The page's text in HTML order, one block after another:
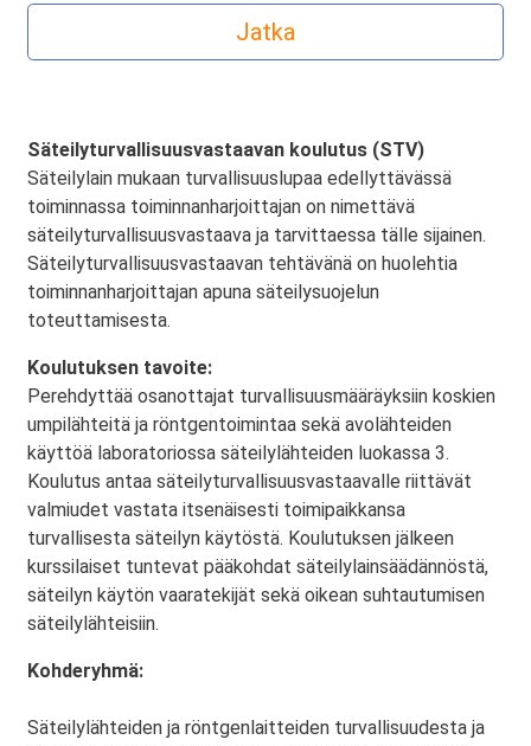
Säteilyturvallisuusvastaavan koulutus (STV)
Säteilylain mukaan turvallisuuslupaa edellyttävässä
toiminnassa toiminnanharjoittajan on nimettävä
säteilyturvallisuusvastaava ja tarvittaessa tälle sijainen.
Säteilyturvallisuusvastaavan tehtävänä on huolehtia
toiminnanharjoittajan apuna säteilysuojelun
toteuttamisesta.
Koulutuksen tavoite:
Perehdyttää osanottajat turvallisuusmääräyksiin koskien
umpilähteitä ja röntgentoimintaa sekä avolähteiden
käyttöä laboratoriossa säteilylähteiden luokassa 3.
Koulutus antaa säteilyturvallisuusvastaavalle riittävät
valmiudet vastata itsenäisesti toimipaikkansa
turvallisesta säteilyn käytöstä. Koulutuksen jälkeen
kurssilaiset tuntevat pääkohdat säteilylainsäädännöstä,
säteilyn käytön vaaratekijät sekä oikean suhtautumisen
säteilylähteisiin.
Kohderyhmä:
Säteilylähteiden ja röntgenlaitteiden turvallisuudesta ja